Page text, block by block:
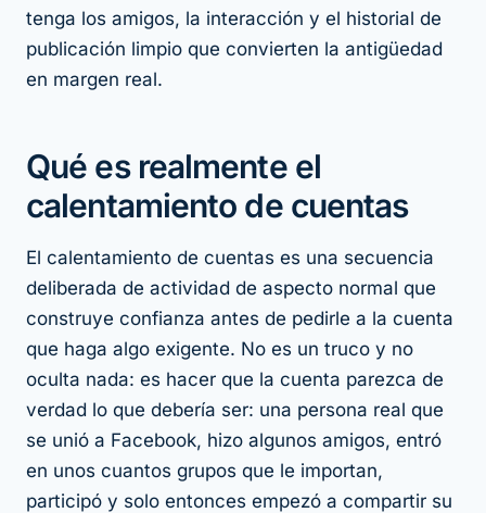
tenga los amigos, la interacción y el historial de
publicación limpio que convierten la antigüedad
en margen real.
Qué es realmente el
calentamiento de cuentas
El calentamiento de cuentas es una secuencia
deliberada de actividad de aspecto normal que
construye confianza antes de pedirle a la cuenta
que haga algo exigente. No es un truco y no
oculta nada: es hacer que la cuenta parezca de
verdad lo que debería ser: una persona real que
se unió a Facebook, hizo algunos amigos, entró
en unos cuantos grupos que le importan,
participó y solo entonces empezó a compartir su